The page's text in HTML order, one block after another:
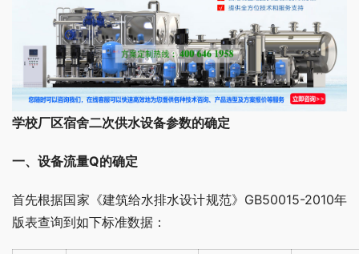
学校厂区宿舍二次供水设备参数的确定
一、设备流量Q的确定
首先根据国家《建筑给水排水设计规范》GB50015-2010年
版表查询到如下标准数据：